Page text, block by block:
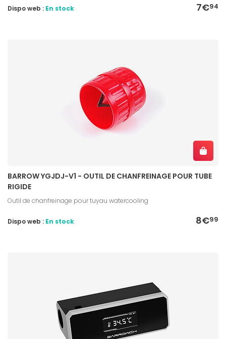
7€94
Dispo web : En stock
BARROW YGJDJ-V1 - OUTIL DE CHANFREINAGE POUR TUBE
RIGIDE
Outil de chanfreinage pour tuyau watercooling
8€99
Dispo web : En stock